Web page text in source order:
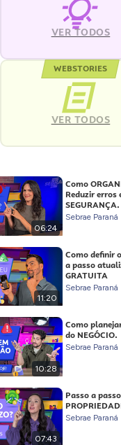
VER TODOS
WEBSTORIES
VER TODOS
06:24
Como
Reduzir erros
SEGURANÇA.
Sebrae Paraná
11:20
Como definir
a passo
GRATUITA
Sebrae Paraná
10:28
Como
do NEGÓCIO.
Sebrae Paraná
07:43
Passo a
Sebrae Paraná